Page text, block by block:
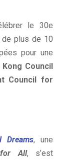
le 30e
plus de 10
pour une
Kong Council
Council for
Dreams, une
for All, s’est